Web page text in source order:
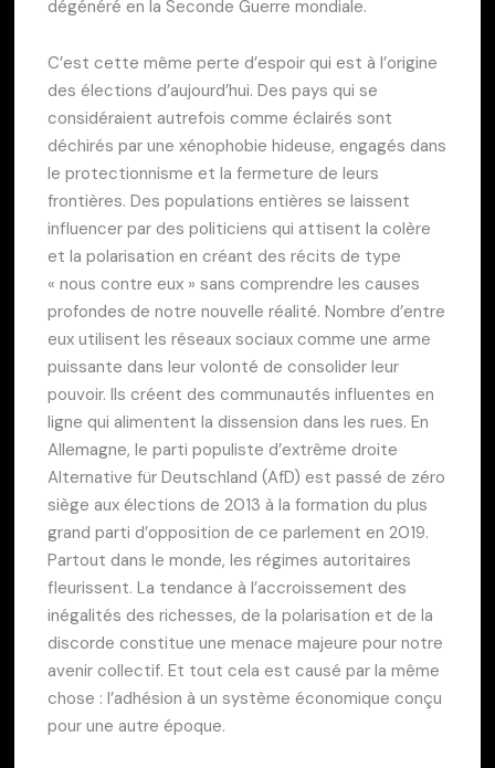
dégénéré en la Seconde Guerre mondiale.
C’est cette même perte d’espoir qui est à l’origine
des élections d’aujourd’hui. Des pays qui se
considéraient autrefois comme éclairés sont
déchirés par une xénophobie hideuse, engagés dans
le protectionnisme et la fermeture de leurs
frontières. Des populations entières se laissent
influencer par des politiciens qui attisent la colère
et la polarisation en créant des récits de type
« nous contre eux » sans comprendre les causes
profondes de notre nouvelle réalité. Nombre d’entre
eux utilisent les réseaux sociaux comme une arme
puissante dans leur volonté de consolider leur
pouvoir. Ils créent des communautés influentes en
ligne qui alimentent la dissension dans les rues. En
Allemagne, le parti populiste d’extrême droite
Alternative für Deutschland (AfD) est passé de zéro
siège aux élections de 2013 à la formation du plus
grand parti d’opposition de ce parlement en 2019.
Partout dans le monde, les régimes autoritaires
fleurissent. La tendance à l’accroissement des
inégalités des richesses, de la polarisation et de la
discorde constitue une menace majeure pour notre
avenir collectif. Et tout cela est causé par la même
chose : l’adhésion à un système économique conçu
pour une autre époque.